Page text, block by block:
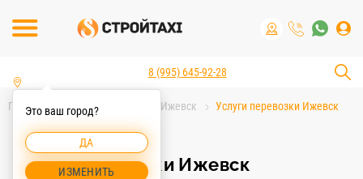
Это ваш город?
ДА
ИЗМЕНИТЬ
8 (995) 645-92-28
Главная Услуги спецтехники Ижевск Услуги перевозки Ижевск
Услуги перевозки Ижевск